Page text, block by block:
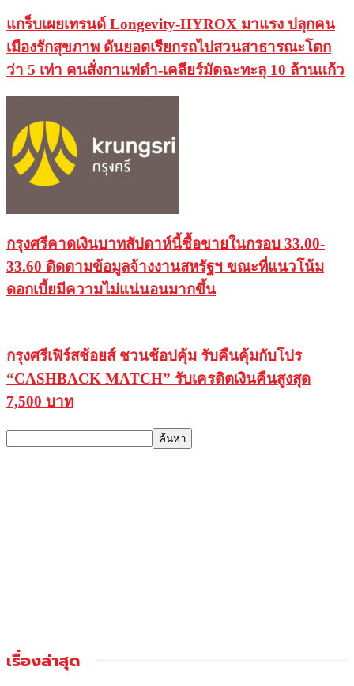
แกร็บเผยเทรนด์ Longevity-HYROX มาแรง ปลุกคน
เมืองรักสุขภาพ ดันยอดเรียกรถไปสวนสาธารณะโตก
ว่า 5 เท่า คนสั่งกาแฟดำ-เคลียร์มัตฉะทะลุ 10 ล้านแก้ว
กรุงศรีคาดเงินบาทสัปดาห์นี้ซื้อขายในกรอบ 33.00-
33.60 ติดตามข้อมูลจ้างงานสหรัฐฯ ขณะที่แนวโน้ม
ดอกเบี้ยมีความไม่แน่นอนมากขึ้น
กรุงศรีเฟิร์สช้อยส์ ชวนช้อปคุ้ม รับคืนคุ้มกับโปร
“CASHBACK MATCH” รับเครดิตเงินคืนสูงสุด
7,500 บาท
เรื่องล่าสุด